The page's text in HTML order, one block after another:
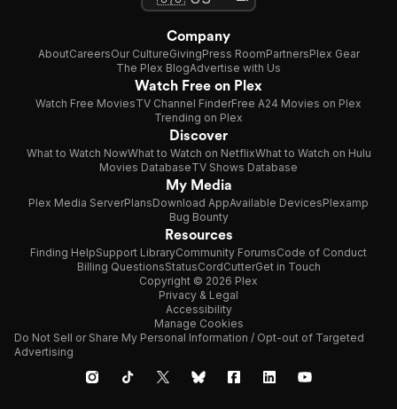
Company
AboutCareersOur CultureGivingPress RoomPartnersPlex Gear
The Plex BlogAdvertise with Us
Watch Free on Plex
Watch Free MoviesTV Channel FinderFree A24 Movies on Plex
Trending on Plex
Discover
What to Watch NowWhat to Watch on NetflixWhat to Watch on Hulu
Movies DatabaseTV Shows Database
My Media
Plex Media ServerPlansDownload AppAvailable DevicesPlexamp
Bug Bounty
Resources
Finding HelpSupport LibraryCommunity ForumsCode of Conduct
Billing QuestionsStatusCordCutterGet in Touch
Copyright © 2026 Plex
Privacy & Legal
Accessibility
Manage Cookies
Do Not Sell or Share My Personal Information / Opt-out of Targeted
Advertising